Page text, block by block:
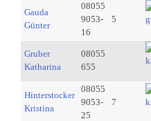
Gauda
Günter
08055
9053-
16
5
Gruber
Katharina
08055
655
Hinterstocker
Kristina
08055
9053-
25
7